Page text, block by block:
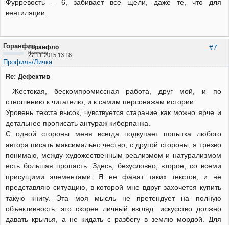
Фурревость – 6, забивает все щели, даже те, что для
вентиляции.
#7
Горанфло
27-11-2015 13:18
Горанфло
Неактивен
Профиль/Личка
Re: Дефектив
Жестокая, бескомпромиссная работа, друг мой, и по
отношению к читателю, и к самим персонажам истории.
Уровень текста высок, чувствуется старание как можно ярче и
детальнее прописать антураж киберпанка.
С одной стороны меня всегда подкупает попытка любого
автора писать максимально честно, с другой стороны, я трезво
понимаю, между художественным реализмом и натурализмом
есть большая пропасть. Здесь, безусловно, второе, со всеми
присущими элементами. Я не фанат таких текстов, и не
представляю ситуацию, в которой мне вдруг захочется купить
такую книгу. Эта моя мысль не претендует на полную
объективность, это скорее личный взгляд: искусство должно
давать крылья, а не кидать с разбегу в землю мордой. Для